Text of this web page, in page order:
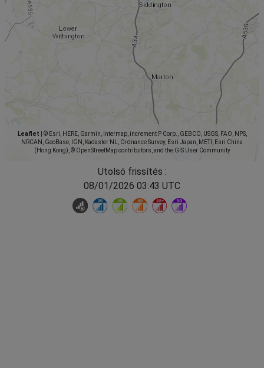
Leaflet
© Esri, HERE, Garmin, Intermap, increment P Corp., GEBCO, USGS, FAO, NPS,
NRCAN, GeoBase, IGN, Kadaster NL, Ordnance Survey, Esri Japan, METI, Esri China
(Hong Kong), © OpenStreetMap contributors, and the GIS User Community
Utolsó frissítés :
08/01/2026 03:43 UTC